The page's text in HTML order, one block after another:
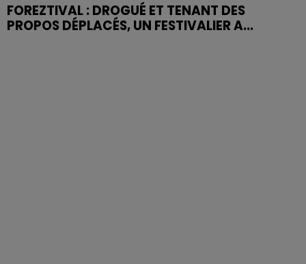
FOREZTIVAL : DROGUÉ ET TENANT DES
PROPOS DÉPLACÉS, UN FESTIVALIER A...